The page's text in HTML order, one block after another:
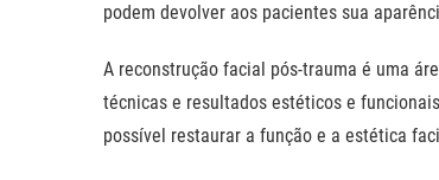
podem devolver aos pacientes sua
A reconstrução facial pós-trauma é uma
técnicas e resultados estéticos e
possível restaurar a função e a estética